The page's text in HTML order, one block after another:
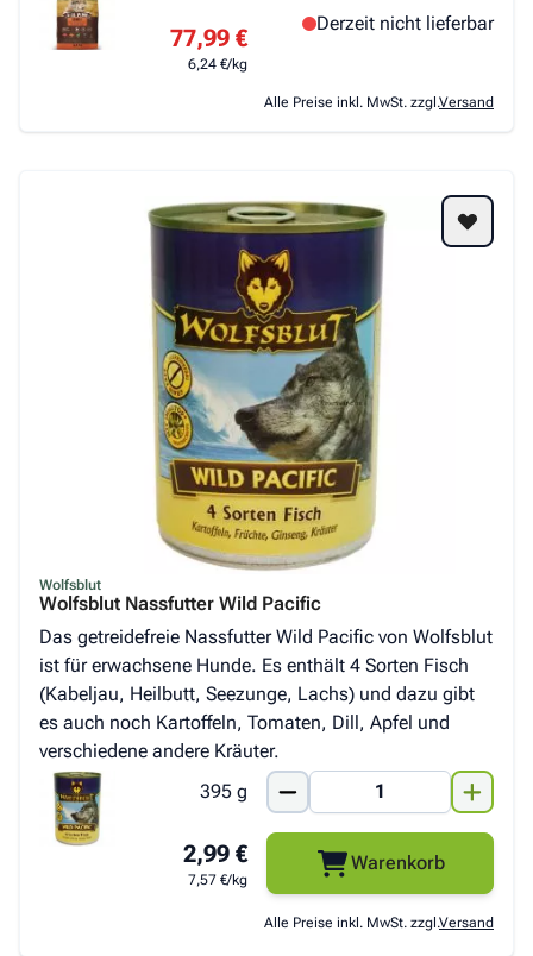
77,99 €
6,24 €/kg
Derzeit nicht lieferbar
Alle Preise inkl. MwSt. zzgl.Versand
Wolfsblut
Wolfsblut Nassfutter Wild Pacific
Das getreidefreie Nassfutter Wild Pacific von Wolfsblut
ist für erwachsene Hunde. Es enthält 4 Sorten Fisch
(Kabeljau, Heilbutt, Seezunge, Lachs) und dazu gibt
es auch noch Kartoffeln, Tomaten, Dill, Apfel und
verschiedene andere Kräuter.
395 g
2,99 €
7,57 €/kg
Warenkorb
Alle Preise inkl. MwSt. zzgl.Versand